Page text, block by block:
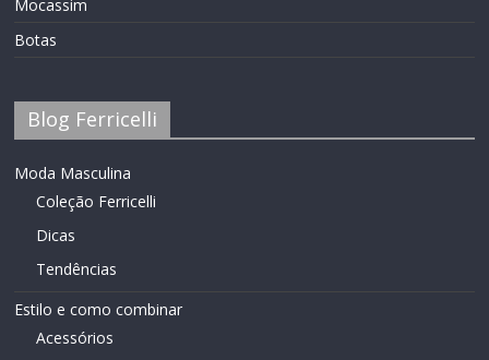
Mocassim
Botas
Blog Ferricelli
Moda Masculina
Coleção Ferricelli
Dicas
Tendências
Estilo e como combinar
Acessórios